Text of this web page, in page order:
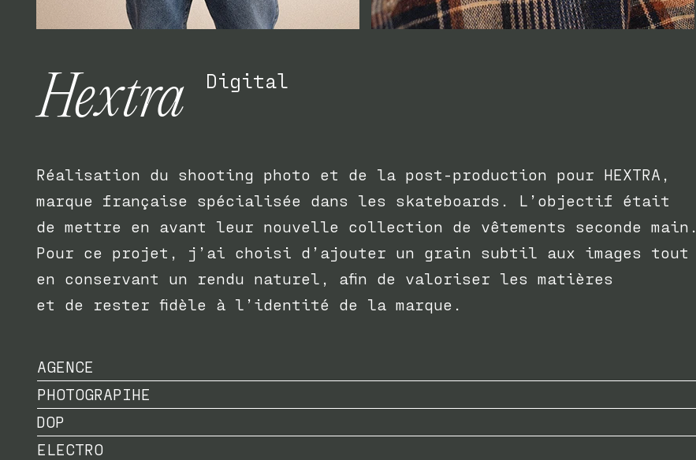
Hextra Digital
Réalisation du shooting photo et de la post-production pour HEXTRA,
marque française spécialisée dans les skateboards. L’objectif était
de mettre en avant leur nouvelle collection de vêtements seconde main.
Pour ce projet, j’ai choisi d’ajouter un grain subtil aux images tout
en conservant un rendu naturel, afin de valoriser les matières
et de rester fidèle à l’identité de la marque.
AGENCE
PHOTOGRAPIHE
DOP
ELECTRO